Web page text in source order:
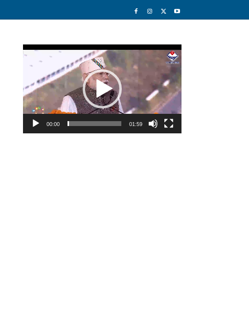
Video
Player
00:00 01:59